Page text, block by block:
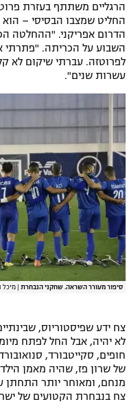
החליט שמצבו הבסיסי –
הדרום אפריקני. "ההחלטה
השבוע על הכריתה. "פתרתי
לפרוטזה. עברתי שיקום לא
עשרות שנים".
סיפור מעורר השראה. שחקני הנבחרת מיכל
צח ידע שפיסטוריוס,
לא יהיה, אבל החל לפתח
חופים, סקייטבורד,
של שרון פז, שהיה מאמן
מנחם, ומאוחר יותר התחתן
צח בנבחרת הקטועים של